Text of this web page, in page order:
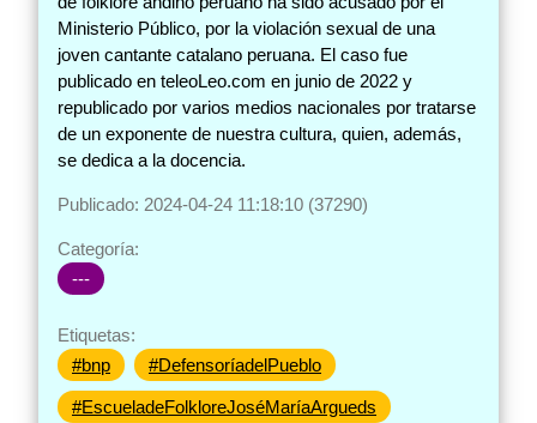
Ministerio Público, por la violación sexual de una
joven cantante catalano peruana. El caso fue
publicado en teleoLeo.com en junio de 2022 y
republicado por varios medios nacionales por tratarse
de un exponente de nuestra cultura, quien, además,
se dedica a la docencia.
Publicado: 2024-04-24 11:18:10 (37290)
Categoría:
---
Etiquetas:
#bnp
#DefensoríadelPueblo
#EscueladeFolkloreJoséMaríaArgueds